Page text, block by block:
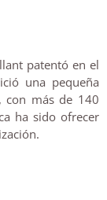
patentó en el
una pequeña
con más de 140
ha sido ofrecer